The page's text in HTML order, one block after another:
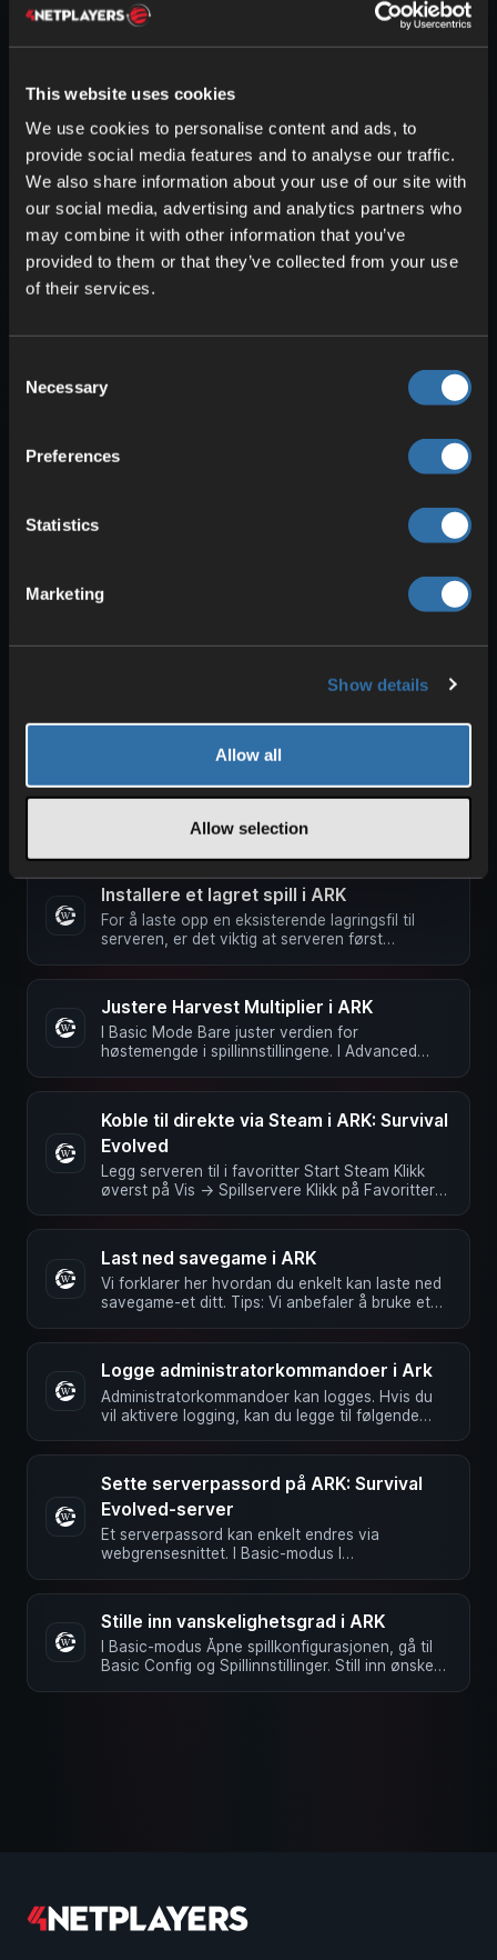
This website uses cookies
We use cookies to personalise content and ads, to
provide social media features and to analyse our traffic.
We also share information about your use of our site with
our social media, advertising and analytics partners who
may combine it with other information that you’ve
provided to them or that they’ve collected from your use
of their services.
Selection
Necessary
Preferences
Statistics
Marketing
Show details
Allow all
Allow selection
Serverne våre er som standard åpne for Steam-
og EPIC-brukere. Det kreves ingen ytterligere
Deaktiver BattlEye i ARK
I både Basic- og Advanced-modus Åpne
konfigurasjonen din. Gå til Konfigurasjon ->
Tillegg og aktiver Slå av BattlEye …
Direkte tilkobling via Epic til ARK:
Survival Evolved
Serverne våre er som standard åpne for Steam-
og Epic-brukere. Det kreves ingen ytterligere
Adminpassordet kan enkelt endres i
Kartet kan enkelt endres via webgrensesnittet. I
Basic Mode Sett ønsket kart øverst i Mapcycle
Hvordan installerer jeg mods på ARK:
Mods utvider serveren din. En oversikt over alle
Hvordan oppretter jeg en
prosedyregenerert ARK - ARK: Survival
Evolved
for at du skal kunne bruke genererte kart.
Installere et lagret spill i ARK
For å laste opp en eksisterende lagringsfil til
serveren, er det viktig at serveren først
Justere Harvest Multiplier i ARK
I Basic Mode Bare juster verdien for
høstemengde i spillinnstillingene. I Advanced
Koble til direkte via Steam i ARK: Survival
Evolved
Legg serveren til i favoritter Start Steam Klikk
øverst på Vis -> Spillservere Klikk på Favoritter
Last ned savegame i ARK
Vi forklarer her hvordan du enkelt kan laste ned
savegame-et ditt. Tips: Vi anbefaler å bruke et
Logge administratorkommandoer i Ark
Administratorkommandoer kan logges. Hvis du
vil aktivere logging, kan du legge til følgende
Sette serverpassord på ARK: Survival
Evolved-server
Et serverpassord kan enkelt endres via
webgrensesnittet. I Basic-modus I
Stille inn vanskelighetsgrad i ARK
I Basic-modus Åpne spillkonfigurasjonen, gå til
Basic Config og Spillinnstillinger. Still inn ønsket